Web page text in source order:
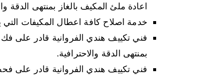
اعادة ملئ المكيف بالغاز بمنتهى الدقة
خدمة اصلاح كافة اعطال المكيفات التي
فني تكييف هندي الفروانية قادر على
بمنتهى الدقة والاحترافية.
فني تكييف هندي الفروانية قادر على